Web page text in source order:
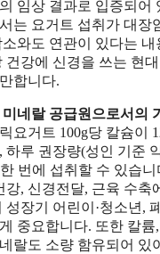
임상 결과로 입증되어
는 요거트 섭취가 대장
와도 연관이 있다는 내
건강에 신경을 쓰는 현
합니다.
네랄 공급원으로서의
요거트 100g당 칼슘이
하루 권장량(성인 기준
번에 섭취할 수 있습니
강, 신경전달, 근육 수축
성장기 어린이·청소년,
중요합니다. 또한 칼륨
랄도 소량 함유되어 있